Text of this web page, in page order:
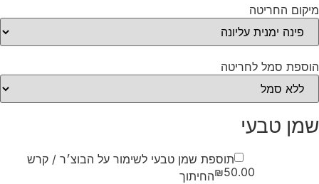
מיקום החריטה
הוספת סמל לחריטה
שמן טבעי
תוספת שמן טבעי לשימור על הבוצ׳ר / קרש
החיתוך₪50.00